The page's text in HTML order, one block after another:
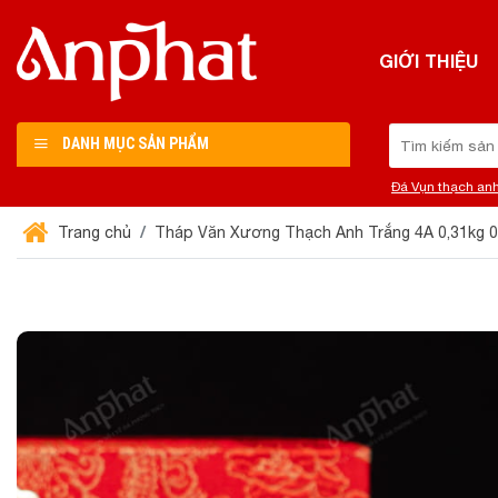
đến
nội
GIỚI THIỆU
DANH MỤC SẢN PHẨM
kiếm:
Đá Vụn thạch
Trang chủ Tháp Văn Xương Thạch Anh Trắng 4A 0,31kg